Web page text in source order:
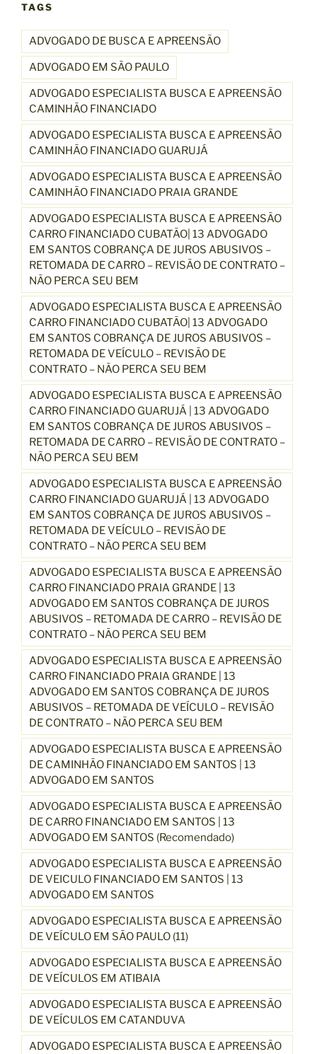
TAGS
ADVOGADO DE BUSCA E APREENSÃO
ADVOGADO EM SÃO PAULO
ADVOGADO ESPECIALISTA BUSCA E APREENSÃO
CAMINHÃO FINANCIADO
ADVOGADO ESPECIALISTA BUSCA E APREENSÃO
CAMINHÃO FINANCIADO GUARUJÁ
ADVOGADO ESPECIALISTA BUSCA E APREENSÃO
CAMINHÃO FINANCIADO PRAIA GRANDE
ADVOGADO ESPECIALISTA BUSCA E APREENSÃO
CARRO FINANCIADO CUBATÃO| 13 ADVOGADO
EM SANTOS COBRANÇA DE JUROS ABUSIVOS –
RETOMADA DE CARRO – REVISÃO DE CONTRATO –
NÃO PERCA SEU BEM
ADVOGADO ESPECIALISTA BUSCA E APREENSÃO
CARRO FINANCIADO CUBATÃO| 13 ADVOGADO
EM SANTOS COBRANÇA DE JUROS ABUSIVOS –
RETOMADA DE VEÍCULO – REVISÃO DE
CONTRATO – NÃO PERCA SEU BEM
ADVOGADO ESPECIALISTA BUSCA E APREENSÃO
CARRO FINANCIADO GUARUJÁ | 13 ADVOGADO
EM SANTOS COBRANÇA DE JUROS ABUSIVOS –
RETOMADA DE CARRO – REVISÃO DE CONTRATO –
NÃO PERCA SEU BEM
ADVOGADO ESPECIALISTA BUSCA E APREENSÃO
CARRO FINANCIADO GUARUJÁ | 13 ADVOGADO
EM SANTOS COBRANÇA DE JUROS ABUSIVOS –
RETOMADA DE VEÍCULO – REVISÃO DE
CONTRATO – NÃO PERCA SEU BEM
ADVOGADO ESPECIALISTA BUSCA E APREENSÃO
CARRO FINANCIADO PRAIA GRANDE | 13
ADVOGADO EM SANTOS COBRANÇA DE JUROS
ABUSIVOS – RETOMADA DE CARRO – REVISÃO DE
CONTRATO – NÃO PERCA SEU BEM
ADVOGADO ESPECIALISTA BUSCA E APREENSÃO
CARRO FINANCIADO PRAIA GRANDE | 13
ADVOGADO EM SANTOS COBRANÇA DE JUROS
ABUSIVOS – RETOMADA DE VEÍCULO – REVISÃO
DE CONTRATO – NÃO PERCA SEU BEM
ADVOGADO ESPECIALISTA BUSCA E APREENSÃO
DE CAMINHÃO FINANCIADO EM SANTOS | 13
ADVOGADO EM SANTOS
ADVOGADO ESPECIALISTA BUSCA E APREENSÃO
DE CARRO FINANCIADO EM SANTOS | 13
ADVOGADO EM SANTOS (Recomendado)
ADVOGADO ESPECIALISTA BUSCA E APREENSÃO
DE VEICULO FINANCIADO EM SANTOS | 13
ADVOGADO EM SANTOS
ADVOGADO ESPECIALISTA BUSCA E APREENSÃO
DE VEÍCULO EM SÃO PAULO (11)
ADVOGADO ESPECIALISTA BUSCA E APREENSÃO
DE VEÍCULOS EM ATIBAIA
ADVOGADO ESPECIALISTA BUSCA E APREENSÃO
DE VEÍCULOS EM CATANDUVA
ADVOGADO ESPECIALISTA BUSCA E APREENSÃO